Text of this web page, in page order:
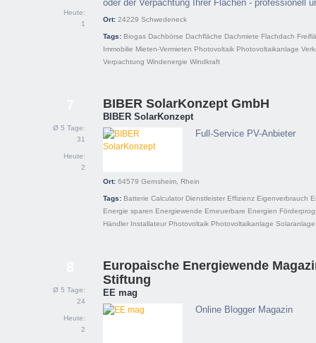
Heute:
1
oder der Verpachtung Ihrer Flächen - professionell
Ort: 24229 Schwedeneck
Tags: Biogas Dachbörse Dachfläche Dachmiete Flachdach
Immobilie Mieten-Vermieten Photovoltaik Photovoltaikanlage
Verpachtung Windenergie Windkraft
Ø 5 Tage:
31
Heute:
2
BIBER SolarKonzept GmbH
BIBER SolarKonzept
Full-Service PV-Anbieter
Ort: 64579 Gernsheim, Rhein
Tags: Batterie Calculator Dienstleister Effizienz Eigenverbrauch
Energie sparen Energiewende Erneuerbare Energien
Händler Installateur Photovoltaik Photovoltaikanlage Solaranlage
Ø 5 Tage:
24
Heute:
2
Europaische Energiewende
Stiftung
EE mag
Online Blogger Magazin